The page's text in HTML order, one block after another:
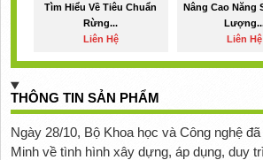
Tìm Hiểu Về Tiêu Chuẩn
Rừng...
Liên Hệ
Nâng Cao Năng
Liên Hệ
THÔNG TIN SẢN PHẨM
Ngày 28/10, Bộ Khoa học và Công nghệ
Minh về tình hình xây dựng, áp dụng, duy